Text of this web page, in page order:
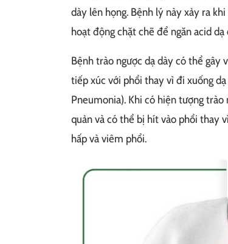
dày lên họng. Bệnh lý này xảy ra
hoạt động chặt chẽ để ngăn acid
Bệnh trào ngược dạ dày có thể
tiếp xúc với phổi thay vì đi xuống
Pneumonia). Khi có hiện tượng
quản và có thể bị hít vào phổi thay
hấp và viêm phổi.